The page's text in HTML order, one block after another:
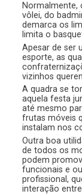
Normalmente,
vôlei, do
demarca os
limita o
Apesar de ser
esporte, as
vizinhos
A quadra se
aquela festa
até mesmo
frutas móveis
instalam nos
Outra boa
de todos os
podem
funcionais e
profissional,
interação